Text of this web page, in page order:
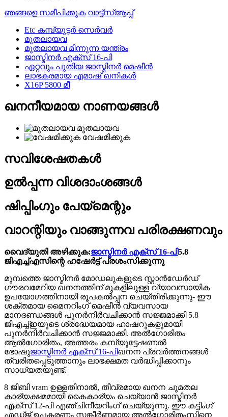
ഞങ്ങളെ സമീപിക്കുക വാട്ട്സ്ആപ്പ്
Etc കമ്പ്യൂട്ടർ സെർവർ
മുതലായവ
മുതലായവ മിന്നുന്ന യന്ത്രം
ജാസ്മിനർ എക്സ് 16-പി
ഏറ്റവും പുതിയ ജാസ്മിനർ മെഷീൻ
ലാഭകരമായ എമാഷ് ഖനികൾ
X16P 5800 മീ
ഖനനീയമായ നാണയങ്ങൾ
മുതലായവ
വേഷമിക്കുക
സവിശേഷതകൾ
ഉൽപ്പന്ന വിശദാംശങ്ങൾ
ഷിപ്പിംഗും പേയ്മെന്റും
വാറന്റിയും വാങ്ങുന്നവ പരിരക്ഷണവും
വൈദ്യുതി അഴിക്കുക:ജാസ്മിനർ എക്സ് 16-പി5.8
ജിഎച്ച്എസിന്റെ ഹഷേർട്ട് പ്രശംസിക്കുന്നു
മുമ്പത്തെ ജാസ്മിനർ മോഡലുകളുടെ സ്റ്റാൻഡേർഡ്
ഗൗരവമേറിയ ഖനനത്തിന് മുകളിലുള്ള വ്യാവസായിക
ഉപയോഗത്തിനായി രൂപകൽപ്പന ചെയ്തിരിക്കുന്നു- ഈ
ശക്തമായ മൈനറിംഗ് മെഷീൻ വ്യവസായ
മാനദണ്ഡങ്ങൾ പുനർനിർവചിക്കാൻ സജ്ജമാക്കി 5.8
ജിഎച്ച്ഇയുടെ ശ്രദ്ധേയമായ ഹാഷറുകളുമായി
പുനർനിർവചിക്കാൻ സജ്ജമാക്കി. അൽഗോരിതം
ആൽഗോരിതം, അത്തരം കമ്പ്യൂട്ടേഷണൽ
ഭോഷുജാസ്മിനർ എക്സ് 16-പിഖനന പ്രവർത്തനങ്ങൾ
ത്വരിതപ്പെടുത്താനും ലാഭക്ഷമത വർദ്ധിപ്പിക്കാനും
സാധ്യതയുണ്ട്.
8 ജിബി vram ഉള്ളതിനാൽ, തീവ്രമായ ഖനന ചുമതല
കാര്യക്ഷമമായി കൈകാര്യം ചെയ്യാൻ ജാസ്മിനർ
എക്സ് 12-പി എഞ്ചിനീയറിംഗ് ചെയ്യുന്നു. ഈ കട്ടിംഗ്
എഡ്ജ് ഉപകരണം സങ്കീർണ്ണമായ അൽഗോരിതംസിനെ